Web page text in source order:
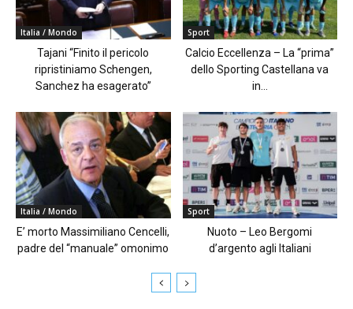
Italia / Mondo
Tajani “Finito il pericolo
ripristiniamo Schengen,
Sanchez ha esagerato”
Sport
Calcio Eccellenza – La “prima”
dello Sporting Castellana va
in...
Italia / Mondo
E’ morto Massimiliano Cencelli,
padre del “manuale” omonimo
Sport
Nuoto – Leo Bergomi
d’argento agli Italiani